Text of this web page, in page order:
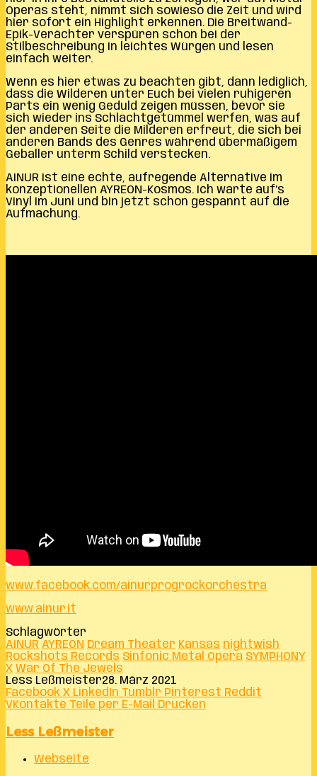
Operas steht, nimmt sich sowieso die Zeit und wird
hier sofort ein Highlight erkennen. Die Breitwand-
Epik-Verächter verspüren schon bei der
Stilbeschreibung in leichtes Würgen und lesen
einfach weiter.
Wenn es hier etwas zu beachten gibt, dann lediglich,
dass die Wilderen unter Euch bei vielen ruhigeren
Parts ein wenig Geduld zeigen müssen, bevor sie
sich wieder ins Schlachtgetümmel werfen, was auf
der anderen Seite die Milderen erfreut, die sich bei
anderen Bands des Genres während übermäßigem
Geballer unterm Schild verstecken.
AINUR ist eine echte, aufregende Alternative im
konzeptionellen AYREON-Kosmos. Ich warte auf’s
Vinyl im Juni und bin jetzt schon gespannt auf die
Aufmachung.
www.facebook.com/ainurprogrockorchestra
www.ainur.it
Schlagwörter
AINUR AYREON Dream Theater Kansas nightwish
Rockshots Records Sinfonic Metal Opera SYMPHONY
X War Of The Jewels
Less Leßmeister28. März 2021
Facebook X LinkedIn Tumblr Pinterest Reddit
VKontakte Teile per E-Mail Drucken
Less Leßmeister
Webseite